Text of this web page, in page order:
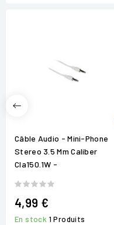
Câble Audio - Mini-Phone
Stereo 3.5 Mm Caliber
Cla150.1W -
4,99 €
En stock 1 Produits